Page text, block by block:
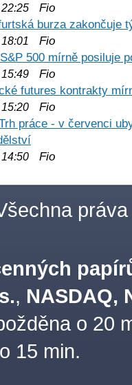
Fio
burza zakončuje
Fio
500 mírně posiluje
Fio
futures kontrakty
Fio
práce - v červenci
Fio
práva
, NASDAQ,
o 20
15 min.